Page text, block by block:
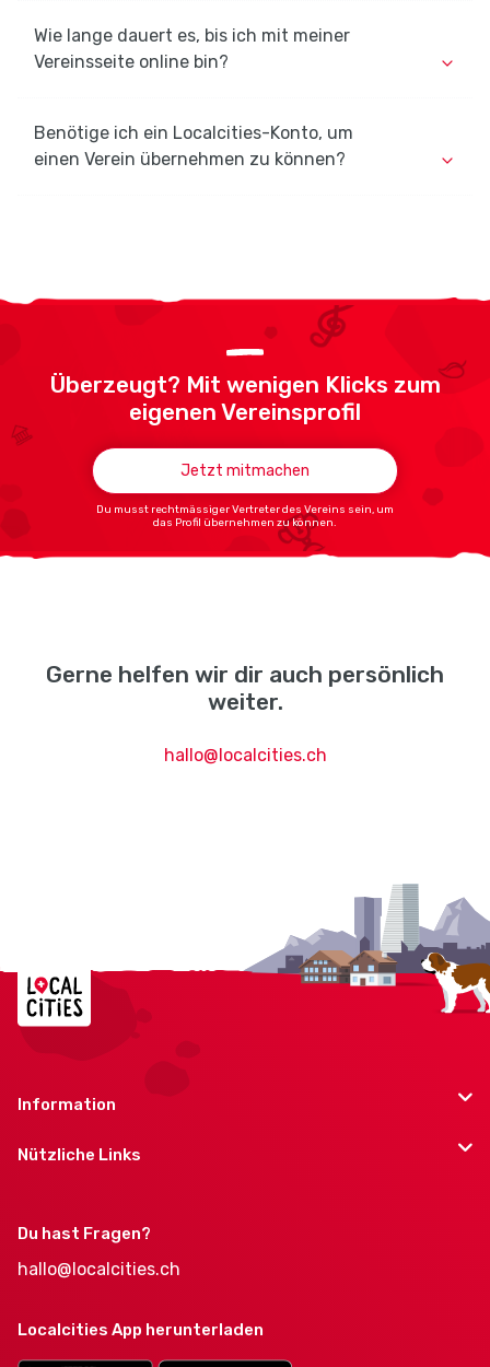
Wie lange dauert es, bis ich mit meiner
Vereinsseite online bin?
Benötige ich ein Localcities-Konto, um
einen Verein übernehmen zu können?
Überzeugt? Mit wenigen Klicks zum
eigenen Vereinsprofil
Jetzt mitmachen
Du musst rechtmässiger Vertreter des Vereins sein, um
das Profil übernehmen zu können.
Gerne helfen wir dir auch persönlich
weiter.
hallo@localcities.ch
Information
Nützliche Links
Du hast Fragen?
hallo@localcities.ch
Localcities App herunterladen